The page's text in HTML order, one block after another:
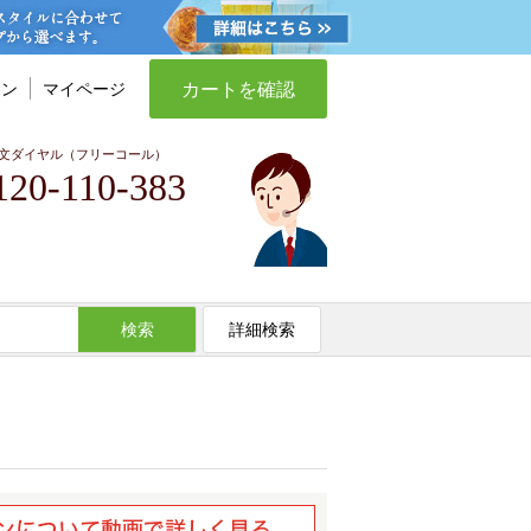
マイページ カートを確認
ダイヤル（フリーコール）
110-383
検索 詳細検索